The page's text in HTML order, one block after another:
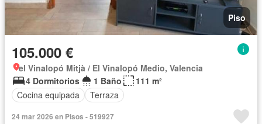
Piso
105.000 €
el Vinalopó Mitjà / El Vinalopó Medio, Valencia
4 Dormitorios
1 Baño
111 m²
Cocina equipada
Terraza
24 mar 2026 en Pisos - 519927